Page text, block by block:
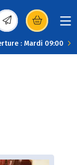
dans une
: Mardi 09:00